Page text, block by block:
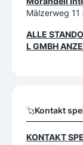
Mälzerweg
ALLE
L GMBH
Kontakt
KONTAKT